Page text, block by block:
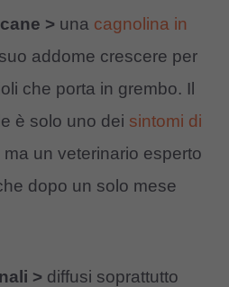
> una cagnolina in
addome crescere per
che porta in grembo. Il
è solo uno dei sintomi di
ma un veterinario esperto
dopo un solo mese
> diffusi soprattutto